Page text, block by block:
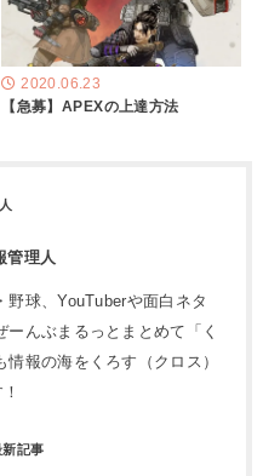
2020.06.23
【急募】APEXの上達方法
管理人
球、YouTuberや面白ネタ
んぶまるっとまとめて「く
報の海をくろす（クロス）